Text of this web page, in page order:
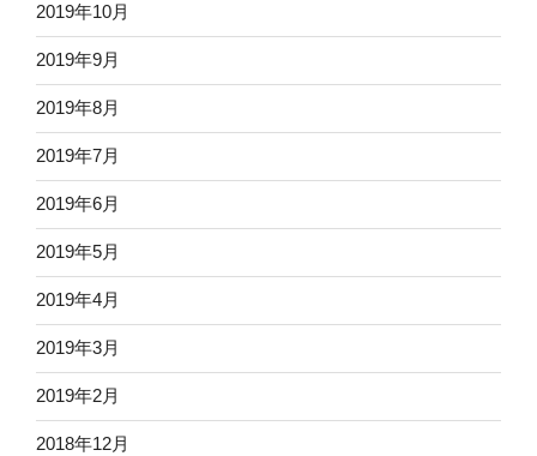
2019年10月
2019年9月
2019年8月
2019年7月
2019年6月
2019年5月
2019年4月
2019年3月
2019年2月
2018年12月